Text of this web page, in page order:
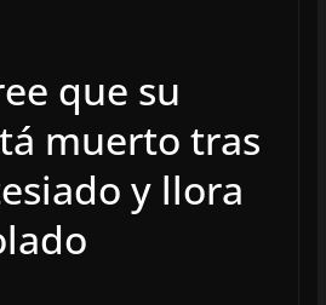
que su
muerto tras
y llora